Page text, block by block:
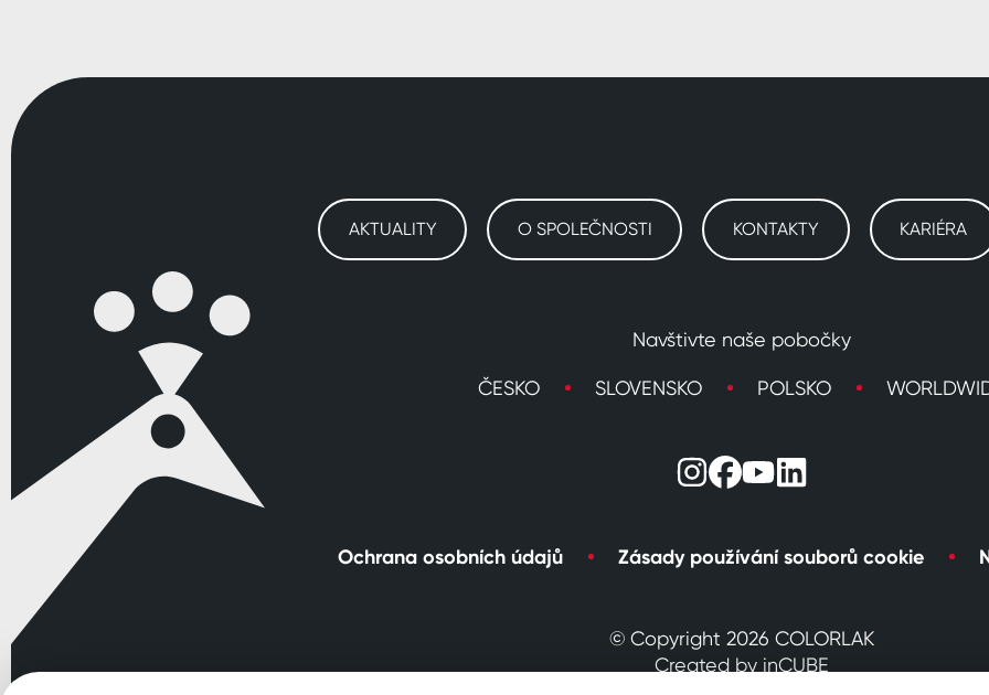
AKTUALITY O SPOLEČNOSTI KONTAKTY KARIÉRA
Navštivte naše pobočky
ČESKO SLOVENSKO POLSKO
Ochrana osobních údajů Zásady používání souborů cookie
© Copyright 2026 COLORLAK
Created by inCUBE